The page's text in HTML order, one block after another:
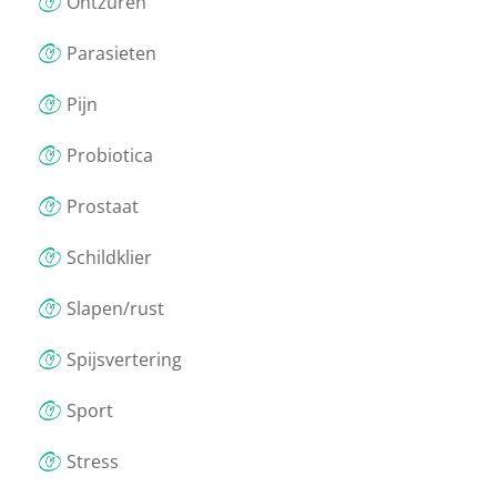
Parasieten
Pijn
Probiotica
Prostaat
Schildklier
Slapen/rust
Spijsvertering
Sport
Stress